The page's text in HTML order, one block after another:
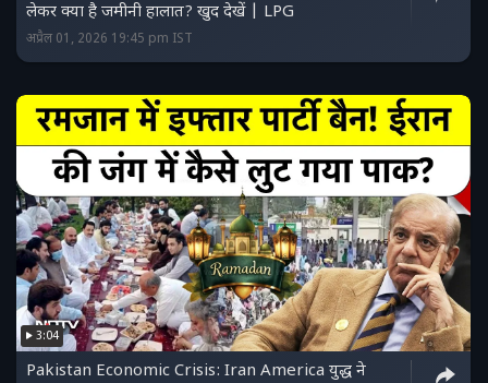
लेकर क्या है जमीनी हालात? खुद देखें | LPG
अप्रैल 01, 2026 19:45 pm IST
3:04
Pakistan Economic Crisis: Iran America युद्ध ने